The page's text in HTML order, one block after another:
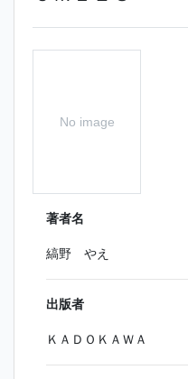
No image
著者名
縞野 やえ
出版者
ＫＡＤＯＫＡＷＡ